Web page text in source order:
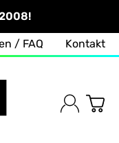
/ FAQ Kontakt